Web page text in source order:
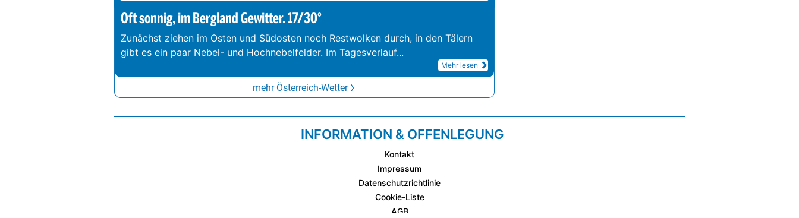
Oft sonnig, im Bergland Gewitter. 17/30°
Zunächst ziehen im Osten und Südosten noch Restwolken durch, in den Tälern
gibt es ein paar Nebel- und Hochnebelfelder. Im Tagesverlauf...
Mehr lesen
mehr Österreich-Wetter
INFORMATION & OFFENLEGUNG
Kontakt
Impressum
Datenschutzrichtlinie
Cookie-Liste
AGB